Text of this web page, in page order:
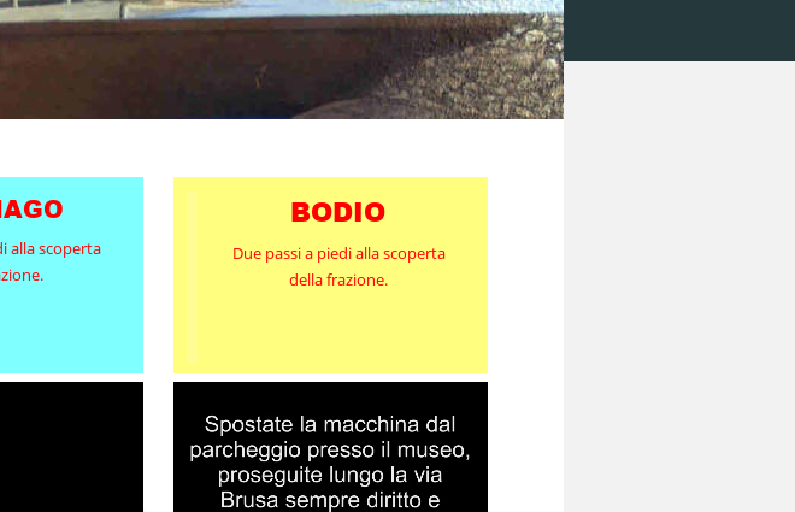
alla scoperta
BODIO
Due passi a piedi alla scoperta
della frazione.